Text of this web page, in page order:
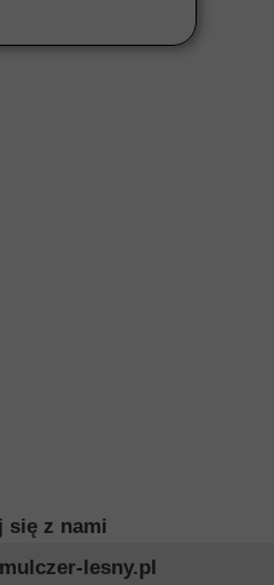
się z nami
lesny.pl